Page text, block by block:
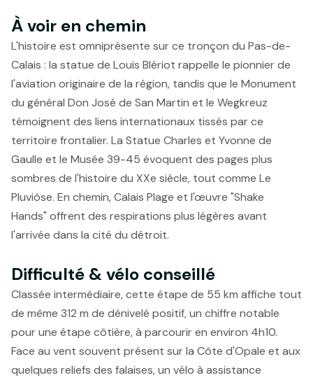
À voir en chemin
L'histoire est omniprésente sur ce tronçon du Pas-de-
Calais : la statue de Louis Blériot rappelle le pionnier de
l'aviation originaire de la région, tandis que le Monument
du général Don José de San Martin et le Wegkreuz
témoignent des liens internationaux tissés par ce
territoire frontalier. La Statue Charles et Yvonne de
Gaulle et le Musée 39-45 évoquent des pages plus
sombres de l'histoire du XXe siècle, tout comme Le
Pluviôse. En chemin, Calais Plage et l'œuvre "Shake
Hands" offrent des respirations plus légères avant
l'arrivée dans la cité du détroit.
Difficulté & vélo conseillé
Classée intermédiaire, cette étape de 55 km affiche tout
de même 312 m de dénivelé positif, un chiffre notable
pour une étape côtière, à parcourir en environ 4h10.
Face au vent souvent présent sur la Côte d'Opale et aux
quelques reliefs des falaises, un vélo à assistance